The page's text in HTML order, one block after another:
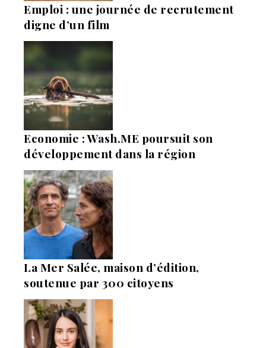
Emploi : une journée de recrutement
digne d’un film
Economie : Wash.ME poursuit son
développement dans la région
La Mer Salée, maison d’édition,
soutenue par 300 citoyens